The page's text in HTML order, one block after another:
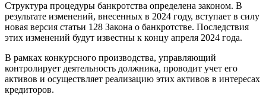
Структура процедуры банкротства определена законом. В
результате изменений, внесенных в 2024 году, вступает в силу
новая версия статьи 128 Закона о банкротстве. Последствия
этих изменений будут известны к концу апреля 2024 года.
В рамках конкурсного производства, управляющий
контролирует деятельность должника, проводит учет его
активов и осуществляет реализацию этих активов в интересах
кредиторов.